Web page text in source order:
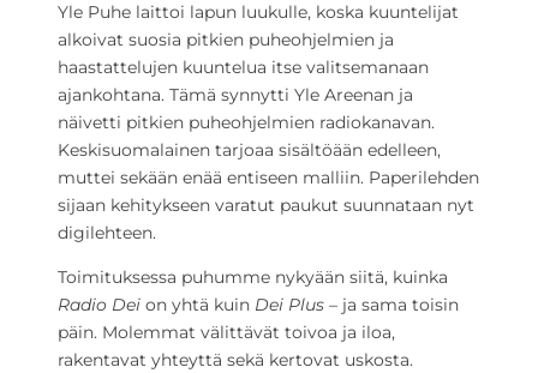
Yle Puhe laittoi lapun luukulle, koska kuuntelijat
alkoivat suosia pitkien puheohjelmien ja
haastattelujen kuuntelua itse valitsemanaan
ajankohtana. Tämä synnytti Yle Areenan ja
näivetti pitkien puheohjelmien radiokanavan.
Keskisuomalainen tarjoaa sisältöään edelleen,
muttei sekään enää entiseen malliin. Paperilehden
sijaan kehitykseen varatut paukut suunnataan nyt
digilehteen.
Toimituksessa puhumme nykyään siitä, kuinka
Radio Dei on yhtä kuin Dei Plus – ja sama toisin
päin. Molemmat välittävät toivoa ja iloa,
rakentavat yhteyttä sekä kertovat uskosta.